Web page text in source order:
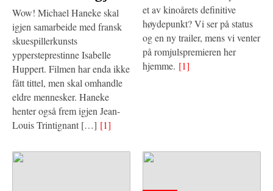
Wow! Michael Haneke skal
igjen samarbeide med fransk
skuespillerkunsts
yppersteprestinne Isabelle
Huppert. Filmen har enda ikke
fått tittel, men skal omhandle
eldre mennesker. Haneke
henter også frem igjen Jean-
Louis Trintignant […] [1]
et av kinoårets definitive
høydepunkt? Vi ser på status
og en ny trailer, mens vi venter
på romjulspremieren her
hjemme. [1]